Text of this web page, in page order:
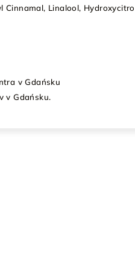
Cinnamal, Linalool,
v Gdańsku
v Gdańsku.